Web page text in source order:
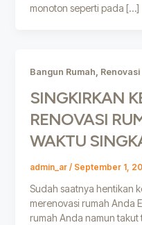
monoton seperti pada […]
Bangun Rumah Renovasi
SINGKIRKAN
RENOVASI
WAKTU
admin_ar / September 1,
Sudah saatnya hentikan
merenovasi rumah Anda
rumah Anda namun